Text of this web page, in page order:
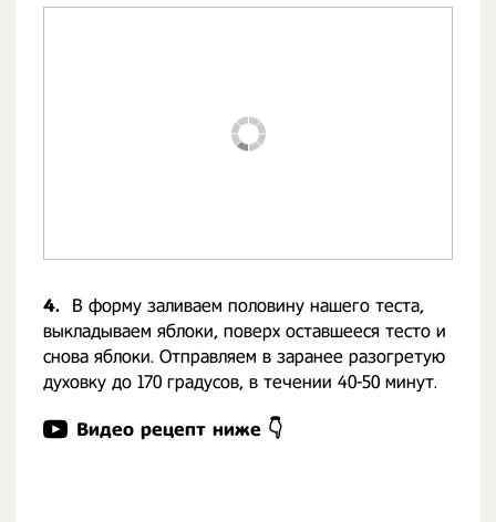
4.
В форму заливаем половину нашего теста,
выкладываем яблоки, поверх оставшееся тесто и
снова яблоки. Отправляем в заранее разогретую
духовку до 170 градусов, в течении 40-50 минут.
Видео рецепт ниже 👇